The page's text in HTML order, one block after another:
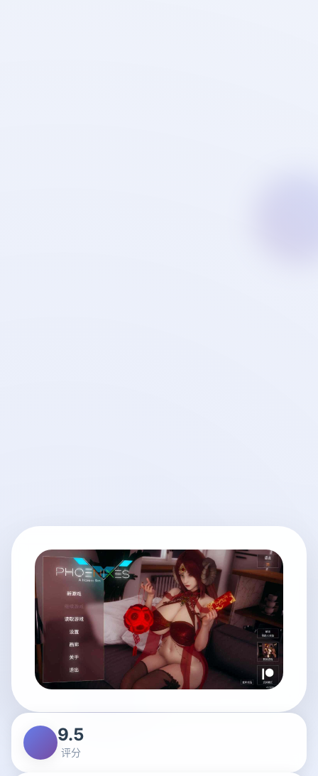
9.5
评分